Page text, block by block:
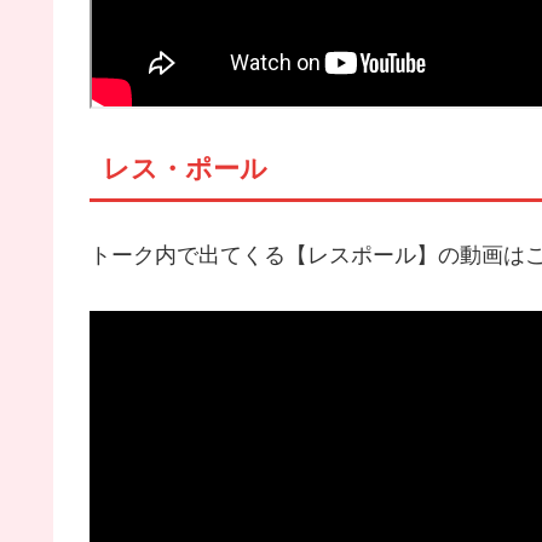
レス・ポール
トーク内で出てくる【レスポール】の動画は